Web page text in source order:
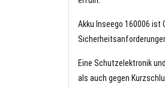
Akku Inseego 160006 ist
Eine Schutzelektronik
als auch gegen